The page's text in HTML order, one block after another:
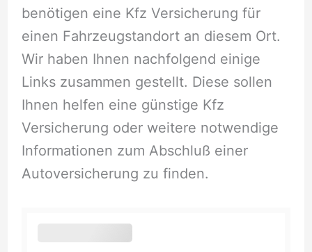
benötigen eine Kfz Versicherung für
einen Fahrzeugstandort an diesem Ort.
Wir haben Ihnen nachfolgend einige
Links zusammen gestellt. Diese sollen
Ihnen helfen eine günstige Kfz
Versicherung oder weitere notwendige
Informationen zum Abschluß einer
Autoversicherung zu finden.